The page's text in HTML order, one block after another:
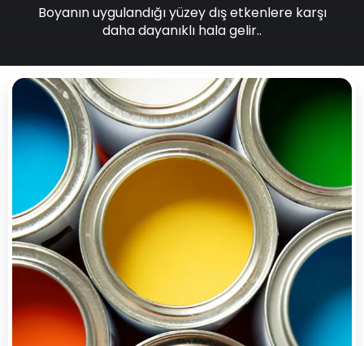
Boyanın uygulandığı yüzey dış etkenlere karşı
daha dayanıklı hala gelir..